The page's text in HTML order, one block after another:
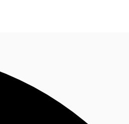
Nous contacter